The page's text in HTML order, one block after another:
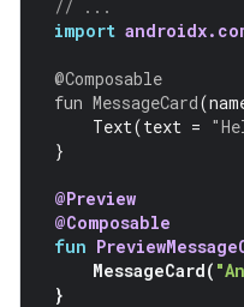
// ...
import
@Composable
fun MessageCard(
Text(text =
}
@Preview
@Composable
fun
MessageCard(
}